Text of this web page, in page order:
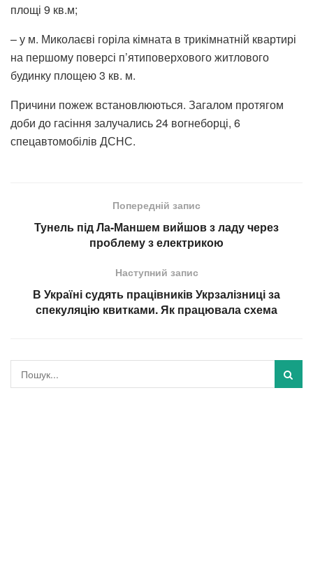
площі 9 кв.м;
– у м. Миколаєві горіла кімната в трикімнатній квартирі
на першому поверсі п’ятиповерхового житлового
будинку площею 3 кв. м.
Причини пожеж встановлюються. Загалом протягом
доби до гасіння залучались 24 вогнеборці, 6
спецавтомобілів ДСНС.
Попередній запис
Тунель під Ла-Маншем вийшов з ладу через
проблему з електрикою
Наступний запис
В Україні судять працівників Укрзалізниці за
спекуляцію квитками. Як працювала схема